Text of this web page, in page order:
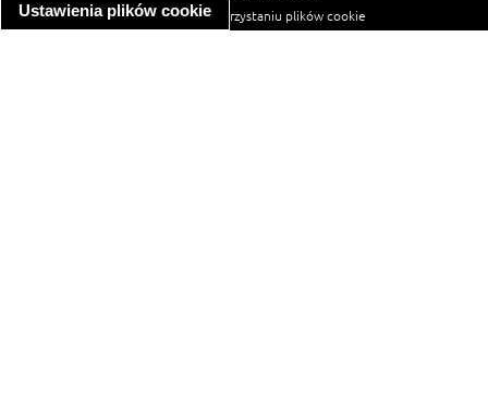
Ustawienia plików cookieinformacja o wykorzystaniu plików cookie